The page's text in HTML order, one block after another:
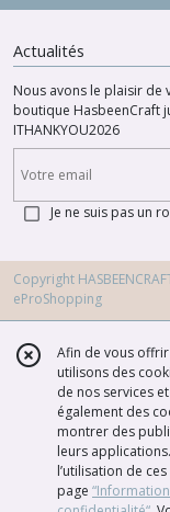
Actualités
Nous avons le plaisir de
boutique HasbeenCraft
ITHANKYOU2026
Je ne suis pas un
Copyright
eProShopping
Afin de vous
utilisons des
de nos services
également des
montrer des
leurs
l’utilisation de
page